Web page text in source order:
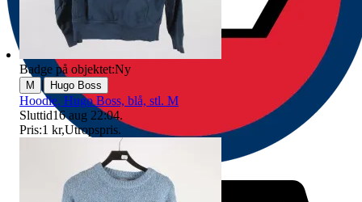
Badge på objektet:Ny
M | Hugo Boss
Hoodie, Hugo Boss, blå, stl. M
Sluttid16 aug 22:04.
Pris:1 kr,Utropspris.